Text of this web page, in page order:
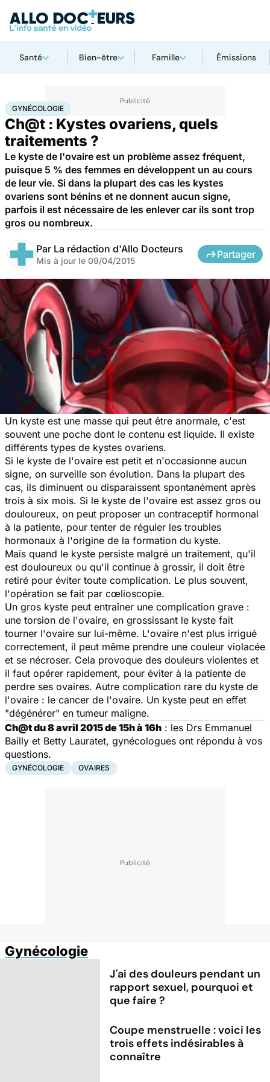
Santé Bien-être Famille Émissions
AccueilBien-être Sexo Gynécologie
GYNÉCOLOGIE
Ch@t : Kystes ovariens, quels
traitements ?
Le kyste de l'ovaire est un problème assez fréquent,
puisque 5 % des femmes en développent un au cours
de leur vie. Si dans la plupart des cas les kystes
ovariens sont bénins et ne donnent aucun signe,
parfois il est nécessaire de les enlever car ils sont trop
gros ou nombreux.
Par La rédaction d'Allo Docteurs
Mis à jour le 09/04/2015
Partager
Un kyste est une masse qui peut être anormale, c'est
souvent une poche dont le contenu est liquide. Il existe
différents types de kystes ovariens.
Si le kyste de l'ovaire est petit et n'occasionne aucun
signe, on surveille son évolution. Dans la plupart des
cas, ils diminuent ou disparaissent spontanément après
trois à six mois. Si le kyste de l'ovaire est assez gros ou
douloureux, on peut proposer un contraceptif hormonal
à la patiente, pour tenter de réguler les troubles
hormonaux à l'origine de la formation du kyste.
Mais quand le kyste persiste malgré un traitement, qu'il
est douloureux ou qu'il continue à grossir, il doit être
retiré pour éviter toute complication. Le plus souvent,
l'opération se fait par cœlioscopie.
Un gros kyste peut entraîner une complication grave :
une torsion de l'ovaire, en grossissant le kyste fait
tourner l'ovaire sur lui-même. L'ovaire n'est plus irrigué
correctement, il peut même prendre une couleur violacée
et se nécroser. Cela provoque des douleurs violentes et
il faut opérer rapidement, pour éviter à la patiente de
perdre ses ovaires. Autre complication rare du kyste de
l'ovaire : le cancer de l'ovaire. Un kyste peut en effet
"dégénérer" en tumeur maligne.
Ch@t du 8 avril 2015 de 15h à 16h : les Drs Emmanuel
Bailly et Betty Lauratet, gynécologues ont répondu à vos
questions.
GYNÉCOLOGIE OVAIRES
Gynécologie
J'ai des douleurs pendant un
rapport sexuel, pourquoi et
que faire ?
Coupe menstruelle : voici les
trois effets indésirables à
connaître